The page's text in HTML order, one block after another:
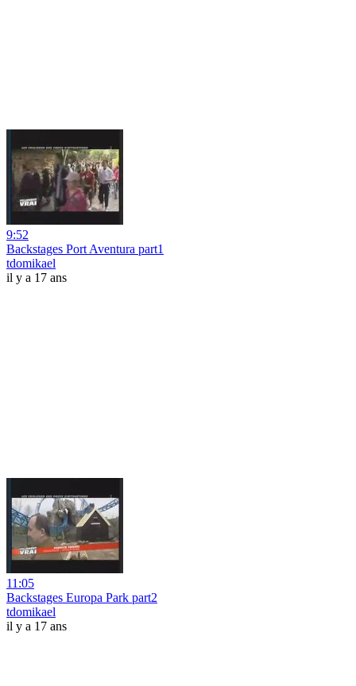
9:52
Backstages Port Aventura part1
tdomikael
il y a 17 ans
11:05
Backstages Europa Park part2
tdomikael
il y a 17 ans